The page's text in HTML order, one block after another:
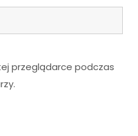
przeglądarce podczas